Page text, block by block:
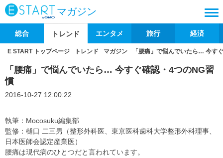
マガジン
総合 トレンド エンタメ 旅行 経済
E START トップページ トレンド マガジン 「腰痛」で悩んでいたら… 今す
「腰痛」で悩んでいたら… 今すぐ確認・4つのNG習
慣
2016-10-27 12:00:22
執筆：Mocosuku編集部
監修：樋口 二三男（整形外科医、東京医科歯科大学整形外科理事、
日本医師会認定産業医）
腰痛は現代病のひとつだと言われています。